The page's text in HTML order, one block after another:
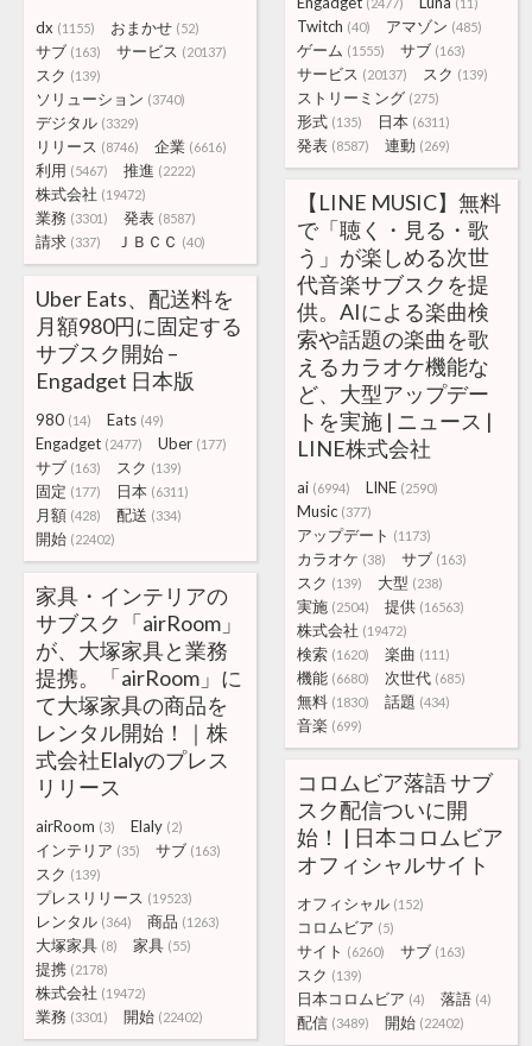
dx (1155) おまかせ (52)
サブ (163) サービス (20137)
スク (139)
ソリューション (3740)
デジタル (3329)
リリース (8746) 企業 (6616)
利用 (5467) 推進 (2222)
株式会社 (19472)
業務 (3301) 発表 (8587)
請求 (337) ＪＢＣＣ (40)
Twitch (40) アマゾン (485)
ゲーム (1555) サブ (163)
サービス (20137) スク (139)
ストリーミング (275)
形式 (135) 日本 (6311)
発表 (8587) 連動 (269)
【LINE MUSIC】無料
で「聴く・見る・歌
う」が楽しめる次世
代音楽サブスクを提
供。AIによる楽曲検
索や話題の楽曲を歌
えるカラオケ機能な
ど、大型アップデー
トを実施 | ニュース |
LINE株式会社
ai (6994) LINE (2590)
Music (377)
アップデート (1173)
カラオケ (38) サブ (163)
スク (139) 大型 (238)
実施 (2504) 提供 (16563)
株式会社 (19472)
検索 (1620) 楽曲 (111)
機能 (6680) 次世代 (685)
無料 (1830) 話題 (434)
音楽 (699)
Uber Eats、配送料を
月額980円に固定する
サブスク開始 –
Engadget 日本版
980 (14) Eats (49)
Engadget (2477) Uber (177)
サブ (163) スク (139)
固定 (177) 日本 (6311)
月額 (428) 配送 (334)
開始 (22402)
家具・インテリアの
サブスク「airRoom」
が、大塚家具と業務
提携。「airRoom」に
て大塚家具の商品を
レンタル開始！｜株
式会社Elalyのプレス
リリース
airRoom (3) Elaly (2)
インテリア (35) サブ (163)
スク (139)
プレスリリース (19523)
レンタル (364) 商品 (1263)
大塚家具 (8) 家具 (55)
提携 (2178)
株式会社 (19472)
業務 (3301) 開始 (22402)
コロムビア落語 サブ
スク配信ついに開
始！ | 日本コロムビア
オフィシャルサイト
オフィシャル (152)
コロムビア (5)
サイト (6260) サブ (163)
スク (139)
日本コロムビア (4) 落語 (4)
配信 (3489) 開始 (22402)